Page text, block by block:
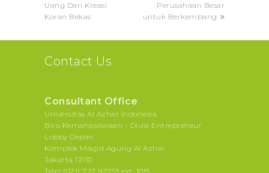
Uang Dari Kreasi
Koran Bekas
Perusahaan Besar
untuk Berkembang
Contact Us
Consultant Office
Universitas Al Azhar Indonesia
Biro Kemahasiswaan - Divisi Entrepreneur
Lobby Depan
Komplek Masjid Agung Al Azhar
Jakarta 12110
Telp: (021) 727 92753 ext. 1015